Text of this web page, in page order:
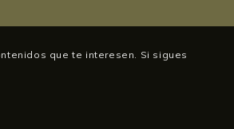
que te interesen. Si sigues